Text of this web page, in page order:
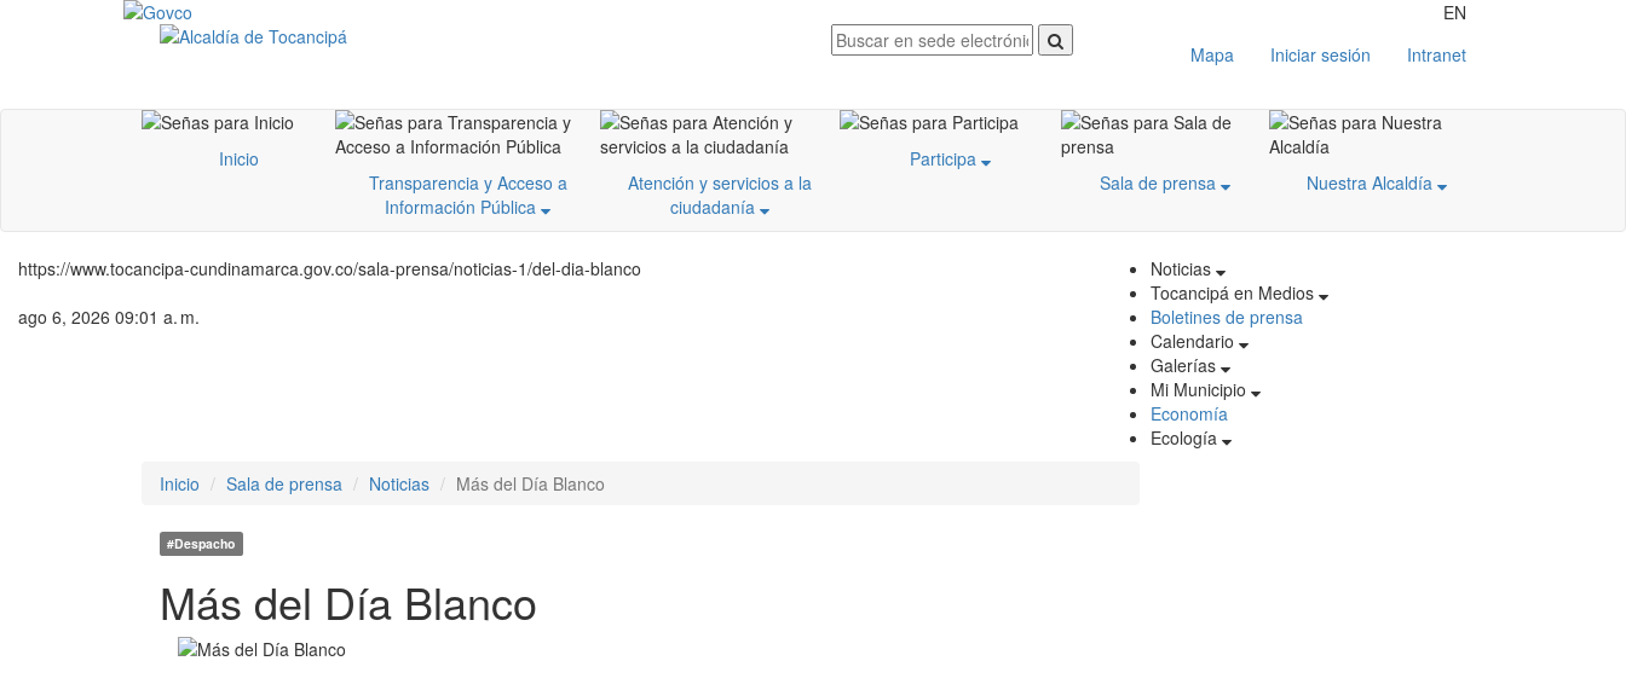
EN
Mapa
Iniciar sesión Intranet
Inicio
Transparencia y Acceso a
Información Pública
Atención y servicios a la
ciudadanía
Participa
Sala de prensa
Nuestra Alcaldía
https://www.tocancipa-cundinamarca.gov.co/sala-prensa/noticias-1/del-dia-blanco
ago 6, 2026 09:01 a. m.
Noticias
Tocancipá en Medios
Boletines de prensa
Calendario
Galerías
Mi Municipio
Economía
Ecología
Inicio
Sala de prensa Noticias Más del Día Blanco
#Despacho
Más del Día Blanco